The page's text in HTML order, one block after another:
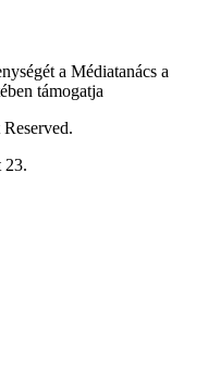
a Médiatanács a
támogatja
23.